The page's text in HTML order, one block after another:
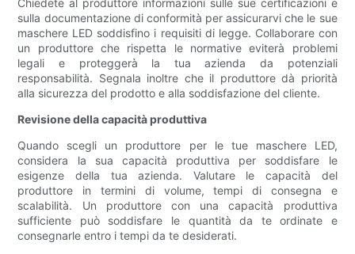
Chiedete al produttore informazioni sulle sue certificazioni e
sulla documentazione di conformità per assicurarvi che le sue
maschere LED soddisfino i requisiti di legge. Collaborare con
un produttore che rispetta le normative eviterà problemi
legali e proteggerà la tua azienda da potenziali
responsabilità. Segnala inoltre che il produttore dà priorità
alla sicurezza del prodotto e alla soddisfazione del cliente.
Revisione della capacità produttiva
Quando scegli un produttore per le tue maschere LED,
considera la sua capacità produttiva per soddisfare le
esigenze della tua azienda. Valutare le capacità del
produttore in termini di volume, tempi di consegna e
scalabilità. Un produttore con una capacità produttiva
sufficiente può soddisfare le quantità da te ordinate e
consegnarle entro i tempi da te desiderati.